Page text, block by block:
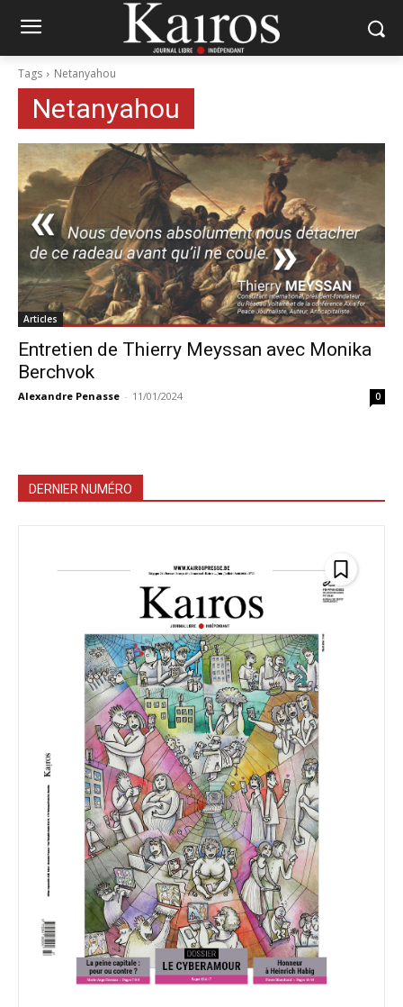
Tags Netanyahou
Netanyahou
Articles
Entretien de Thierry Meyssan avec Monika
Berchvok
Alexandre Penasse - 11/01/2024 0
DERNIER NUMÉRO